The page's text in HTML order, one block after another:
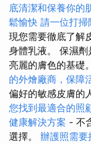
底清潔和保養你的
鬆愉快 請一位打掃
現您需要徹底了解
身體乳液。 保濕劑
亮麗的膚色的基礎。
的外燴廠商，保障
偏好的敏感皮膚的
您找到最適合的照
健康解決方案 - 不
選擇。 辦護照需要